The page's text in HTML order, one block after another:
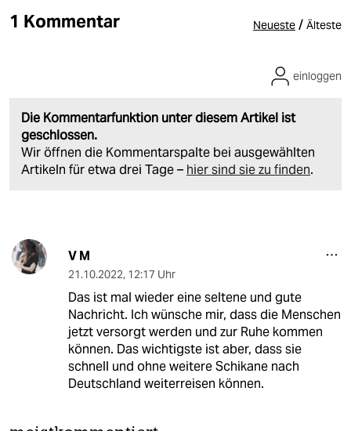
1 Kommentar Neueste / Älteste
Die Kommentarfunktion unter diesem Artikel ist
geschlossen.
Wir öffnen die Kommentarspalte bei ausgewählten
Artikeln für etwa drei Tage – hier sind sie zu finden.
einloggen
V M
21.10.2022, 12:17 Uhr
Das ist mal wieder eine seltene und gute
Nachricht. Ich wünsche mir, dass die Menschen
jetzt versorgt werden und zur Ruhe kommen
können. Das wichtigste ist aber, dass sie
schnell und ohne weitere Schikane nach
Deutschland weiterreisen können.